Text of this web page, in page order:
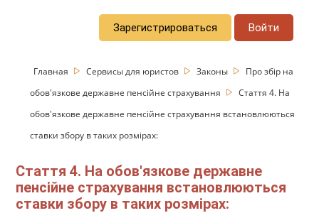
Зарегистрироваться Войти
Главная Сервисы для юристов Законы
Про збір на
обов'язкове державне пенсійне страхування
Стаття 4. На
обов'язкове державне пенсійне страхування встановлюються
ставки збору в таких розмірах:
Стаття 4. На обов'язкове державне
пенсійне страхування встановлюються
ставки збору в таких розмірах: